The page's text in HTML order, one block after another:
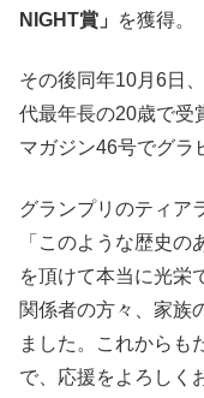
NIGHT賞」
を獲得。
その後同年10月6日
代最年長の20歳で受
マガジン46号でグラ
グランプリのティア
「このような歴史
を頂けて本当に光栄
関係者の方々、家族
ました。これからも
で、応援をよろしく